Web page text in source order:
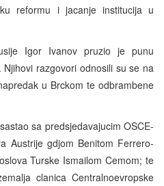
reformu i jacanje institucija u
Igor Ivanov pruzio je punu
razgovori odnosili su se na
u Brckom te odbrambene
sa predsjedavajucim OSCE-
Austrije gdjom Benitom Ferrero-
Turske Ismailom Cemom; te
clanica Centralnoevropske